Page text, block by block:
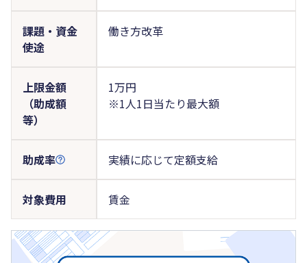
課題・資金
使途
働き方改革
上限金額
（助成額
等）
1万円
※1人1日当たり最大額
助成率 実績に応じて定額支給
対象費用 賃金